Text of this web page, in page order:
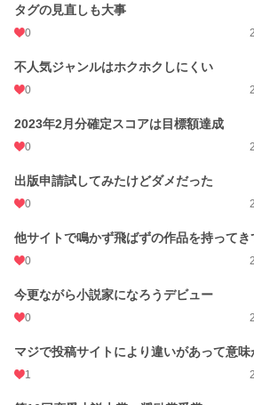
タグの見直しも大事
0
不人気ジャンルはホクホクしにくい
0
2023年2月分確定スコアは目標額達成
0
出版申請試してみたけどダメだった
0
他サイトで鳴かず飛ばずの作品を持ってき
0
今更ながら小説家になろうデビュー
0
マジで投稿サイトにより違いがあって意
1